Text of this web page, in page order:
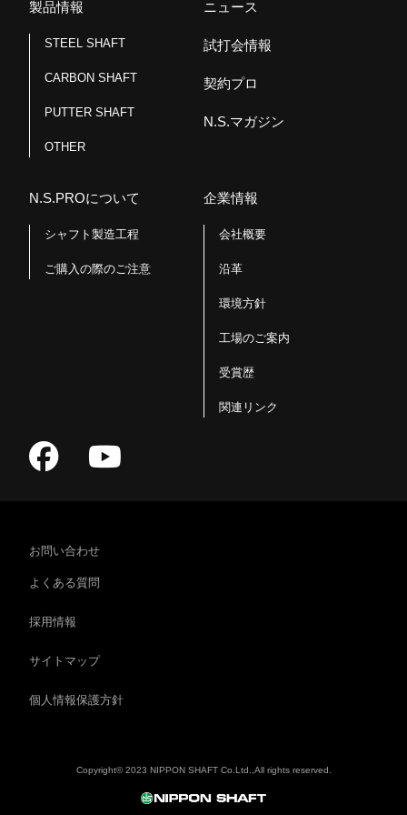
製品情報
STEEL SHAFT
CARBON SHAFT
PUTTER SHAFT
OTHER
ニュース
試打会情報
契約プロ
N.S.マガジン
N.S.PROについて
シャフト製造工程
ご購入の際のご注意
企業情報
会社概要
沿革
環境方針
工場のご案内
受賞歴
関連リンク
お問い合わせ
よくある質問
採用情報
サイトマップ
個人情報保護方針
Copyright© 2023 NIPPON SHAFT Co.Ltd.,All rights reserved.